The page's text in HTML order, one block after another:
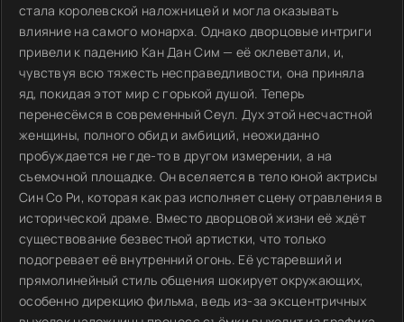
стала королевской наложницей и могла оказывать
влияние на самого монарха. Однако дворцовые интриги
привели к падению Кан Дан Сим — её оклеветали, и,
чувствуя всю тяжесть несправедливости, она приняла
яд, покидая этот мир с горькой душой. Теперь
перенесёмся в современный Сеул. Дух этой несчастной
женщины, полного обид и амбиций, неожиданно
пробуждается не где-то в другом измерении, а на
съемочной площадке. Он вселяется в тело юной актрисы
Син Со Ри, которая как раз исполняет сцену отравления в
исторической драме. Вместо дворцовой жизни её ждёт
существование безвестной артистки, что только
подогревает её внутренний огонь. Её устаревший и
прямолинейный стиль общения шокирует окружающих,
особенно дирекцию фильма, ведь из-за эксцентричных